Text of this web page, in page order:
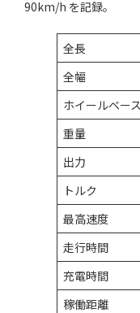
90km/h を記録。
全長
全幅
ホイールベース
重量
出力
トルク
最高速度
走行時間
充電時間
稼働距離